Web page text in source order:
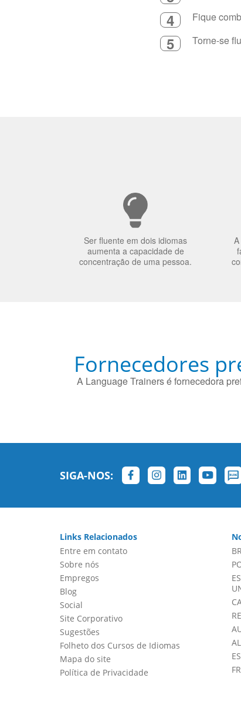
4 Fique
5 Torne-se
Ser fluente em dois idiomas
aumenta a capacidade de
concentração de uma pessoa.
Fornecedores
A Language Trainers é fornecedora
SIGA-NOS:
Links Relacionados
Entre em contato
Sobre nós
Empregos
Blog
Social
Site Corporativo
Sugestões
Folheto dos Cursos de Idiomas
Mapa do site
Política de Privacidade